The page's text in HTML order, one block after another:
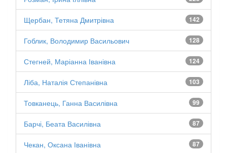
142
Щербан, Тетяна Дмитрівна
128
Гоблик, Володимир Васильович
124
Стегней, Маріанна Іванівна
103
Ліба, Наталія Степанівна
99
Товканець, Ганна Василівна
87
Барчі, Беата Василівна
87
Чекан, Оксана Іванівна